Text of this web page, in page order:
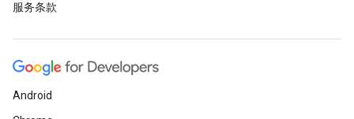
服务条款
Android